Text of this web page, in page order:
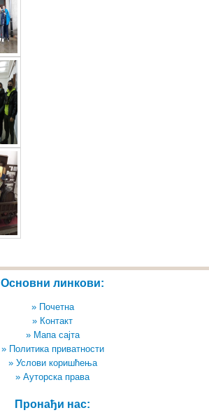
Основни линкови:
» Почетна
» Контакт
» Мапа сајта
» Политика приватности
» Услови коришћења
» Ауторска права
Пронађи нас: